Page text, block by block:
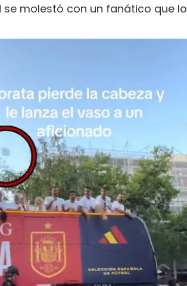
se molestó con un fanático que lo